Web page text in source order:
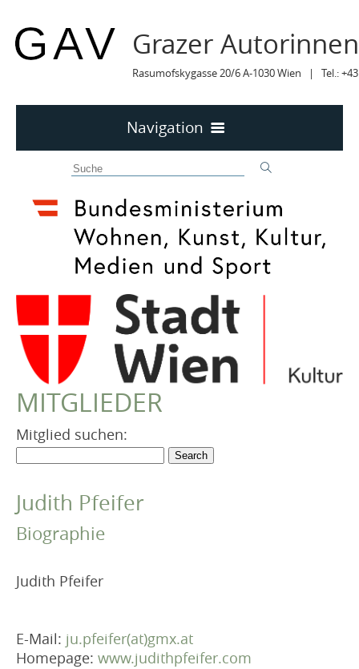
Grazer
Rasumofskygasse 20/6 A-1030 Wien | Tel.:
Navigation
MITTEILUNGEN
MITTEILUNGEN Archiv
TERMINE
TERMINE sortiert
LYRIK IM MÄRZ
MITGLIEDER
VEREIN
Robert Musil Gedenkraum
TERMINARCHIV
TEXTE
MITGLIEDER
Mitglied suchen:
Judith Pfeifer
Biographie
Judith Pfeifer
E-Mail: ju.pfeifer(at)gmx.at
Homepage: www.judithpfeifer.com